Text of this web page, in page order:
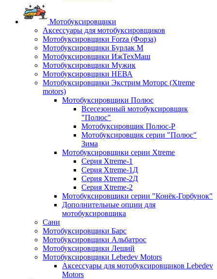
Мотобуксировщики
Аксессуары для мотобуксировщиков
Мотобуксировщики Forza (Форза)
Мотобуксировщики Бурлак М
Мотобуксировщики ИжТехМаш
Мотобуксировщики Мужик
Мотобуксировщики НЕВА
Мотобуксировщики Экстрим Моторс (Xtreme
motors)
Мотобуксировщики Полюс
Всесезонный мотобуксировщик
"Полюс"
Мотобуксировщик Полюс-Р
Мотобуксировщик серии "Полюс"
Зима
Мотобуксировщики серии Xtreme
Серия Xtreme-1
Серия Xtreme-1Д
Серия Xtreme-2Д
Серия Xtreme-2
Мотобуксировщики серии "Конёк-Горбунок"
Дополнительные опции для
мотобуксировщика
Сани
Мотобуксировщики Барс
Мотобуксировщики Альбатрос
Мотобуксировщики Леший
Мотобуксировщики Lebedev Motors
Аксессуары для мотобуксировщиков Lebedev
Motors